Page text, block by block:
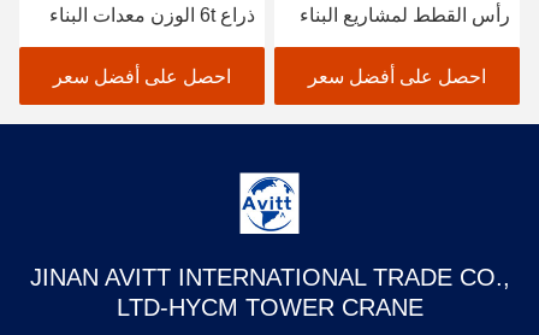
رأس القطط لمشاريع البناء
المدني
احصل على أفضل سعر
ذراع 6t الوزن معدات البناء
احصل على أفضل سعر
JINAN AVITT INTERNATIONAL TRADE CO.,
LTD-HYCM TOWER CRANE